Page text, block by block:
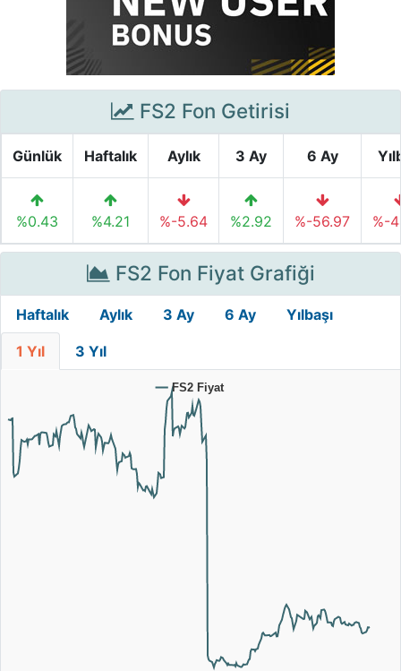
FS2 Fon Getirisi
Günlük Haftalık Aylık 3 Ay 6 Ay
%0.43 %4.21 %-5.64 %2.92 %-56.97 %-
FS2 Fon Fiyat Grafiği
Haftalık Aylık 3 Ay 6 Ay Yılbaşı
1 Yıl 3 Yıl